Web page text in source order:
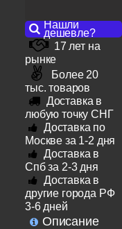
Нашли
дешевле?
17 лет на
рынке
Более 20
тыс. товаров
Доставка в
любую точку СНГ
Доставка по
Москве за 1-2 дня
Доставка в
Спб за 2-3 дня
Доставка в
другие города РФ
3-6 дней
Описание